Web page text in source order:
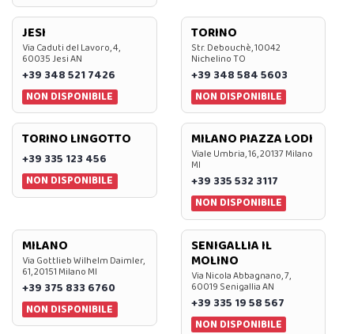
JESI
Via Caduti del Lavoro, 4,
60035 Jesi AN
+39 348 521 7426
NON DISPONIBILE
TORINO
Str. Debouchè, 10042
Nichelino TO
+39 348 584 5603
NON DISPONIBILE
TORINO LINGOTTO
+39 335 123 456
NON DISPONIBILE
MILANO PIAZZA LODI
Viale Umbria, 16, 20137 Milano
MI
+39 335 532 3117
NON DISPONIBILE
MILANO
Via Gottlieb Wilhelm Daimler,
61, 20151 Milano MI
+39 375 833 6760
NON DISPONIBILE
SENIGALLIA IL
MOLINO
Via Nicola Abbagnano, 7,
60019 Senigallia AN
+39 335 19 58 567
NON DISPONIBILE